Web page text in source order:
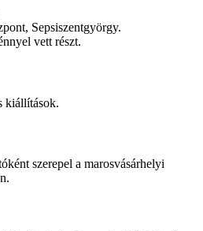
Sepsiszentgyörgy.
vett részt.
kiállítások.
szerepel a marosvásárhelyi